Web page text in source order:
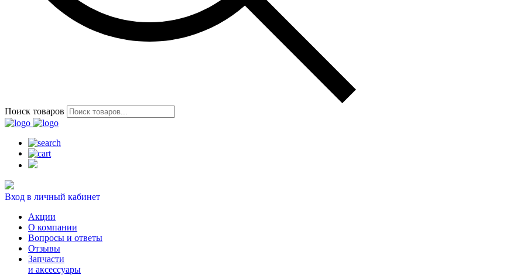
Поиск товаров
Вход в личный кабинет
Акции
О компании
Вопросы и ответы
Отзывы
Запчасти
и аксессуары